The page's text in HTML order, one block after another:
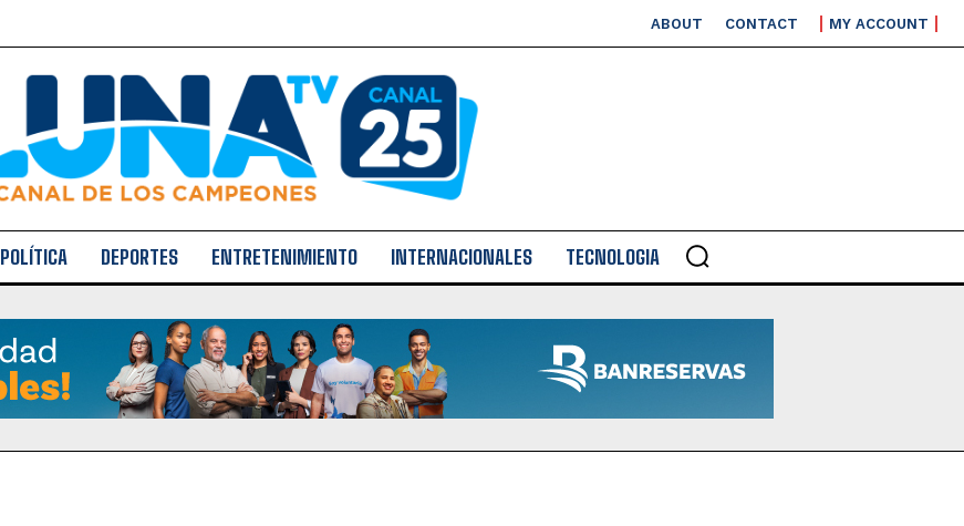
ABOUT CONTACT MY ACCOUNT
POLÍTICA DEPORTES ENTRETENIMIENTO INTERNACIONALES TECNOLOGIA